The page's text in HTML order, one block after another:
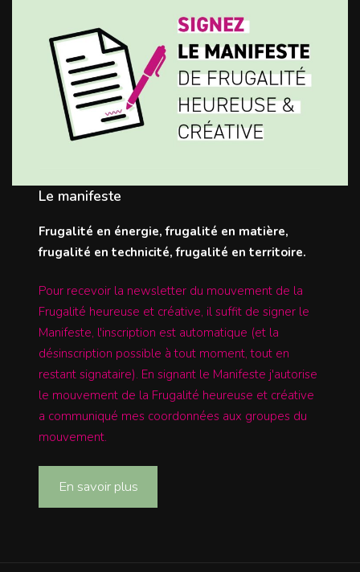
Le manifeste
Frugalité en énergie, frugalité en matière,
frugalité en technicité, frugalité en territoire.
Pour recevoir la newsletter du mouvement de la
Frugalité heureuse et créative, il suffit de signer le
Manifeste, l'inscription est automatique (et la
désinscription possible à tout moment, tout en
restant signataire). En signant le Manifeste j'autorise
le mouvement de la Frugalité heureuse et créative
a communiqué mes coordonnées aux groupes du
mouvement.
En savoir plus